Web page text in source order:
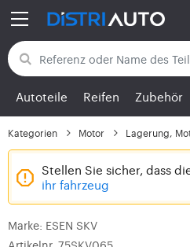
Zurück zu den Kategorien
Autoteile Reifen Zubehör
Kategorien Motor Lagerung,
Stellen Sie sicher, dass
ihr fahrzeug
Marke: ESEN SKV